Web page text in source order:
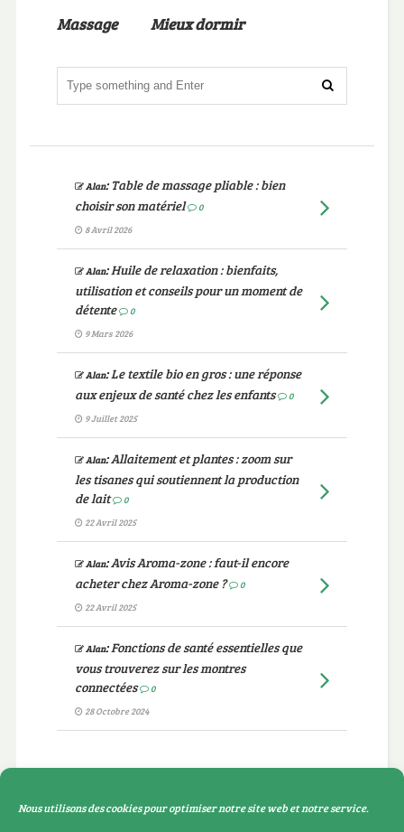
Nous utilisons des cookies pour optimiser notre site web et notre service.
Massage
Mieux dormir
Alan: Table de massage pliable : bien
choisir son matériel
0
8 Avril 2026
Alan:Huile de relaxation : bienfaits,
utilisation et conseils pour un moment de
détente
0
9 Mars 2026
Alan:Le textile bio en gros : une réponse
aux enjeux de santé chez les enfants
0
9 Juillet 2025
Alan:Allaitement et plantes : zoom sur
les tisanes qui soutiennent la production
de lait
0
22 Avril 2025
Alan:Avis Aroma-zone : faut-il encore
acheter chez Aroma-zone ?
0
22 Avril 2025
Alan:Fonctions de santé essentielles que
vous trouverez sur les montres
connectées
0
28 Octobre 2024
Catégories